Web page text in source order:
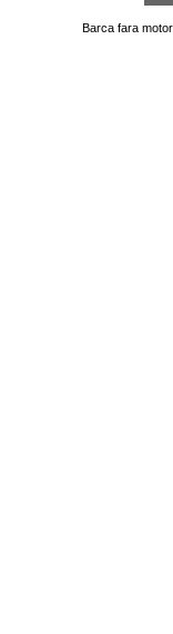
Barca fara motor